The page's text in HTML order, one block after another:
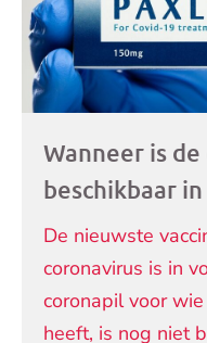
Wanneer is
beschikbaar
De nieuwste
coronavirus is in
coronapil voor
heeft, is nog niet